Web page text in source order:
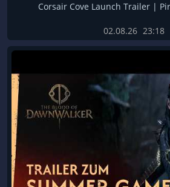
Corsair Cove Launch Trailer |
02.08.26 23:18